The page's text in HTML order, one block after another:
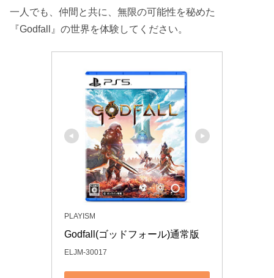
一人でも、仲間と共に、無限の可能性を秘めた
『Godfall』の世界を体験してください。
PLAYISM
Godfall(ゴッドフォール)通常版
ELJM-30017